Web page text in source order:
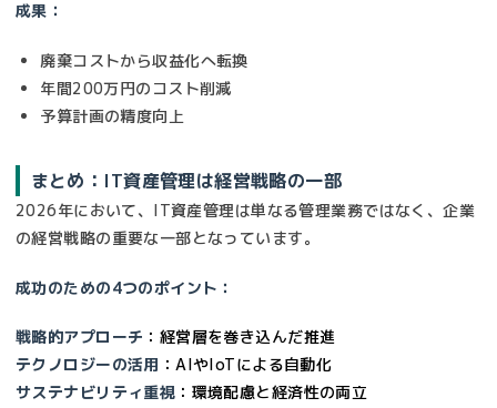
成果：
廃棄コストから収益化へ転換
年間200万円のコスト削減
予算計画の精度向上
まとめ：IT資産管理は経営戦略の一部
2026年において、IT資産管理は単なる管理業務ではなく、企業
の経営戦略の重要な一部となっています。
成功のための4つのポイント：
戦略的アプローチ ：経営層を巻き込んだ推進
テクノロジーの活用 ：AIやIoTによる自動化
サステナビリティ重視 ：環境配慮と経済性の両立